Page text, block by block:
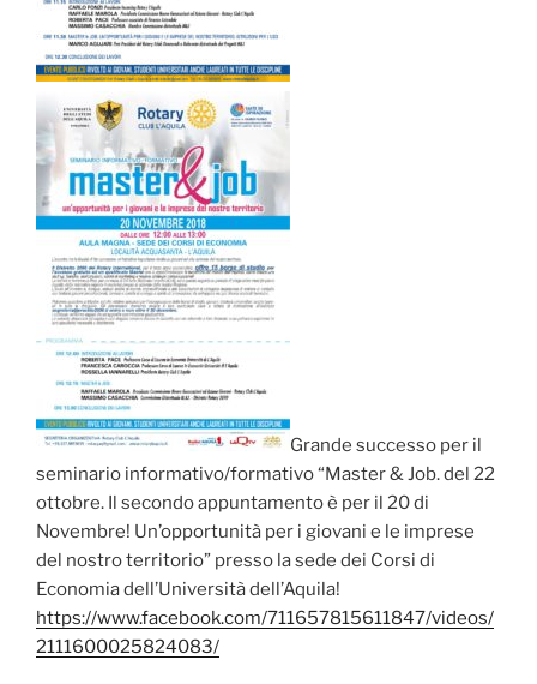
Grande successo per il
seminario informativo/formativo “Master & Job. del 22
ottobre. Il secondo appuntamento è per il 20 di
Novembre! Un’opportunità per i giovani e le imprese
del nostro territorio” presso la sede dei Corsi di
Economia dell’Università dell’Aquila!
https://www.facebook.com/711657815611847/videos/
2111600025824083/